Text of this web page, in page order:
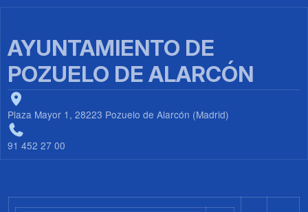
AYUNTAMIENTO DE
POZUELO DE ALARCÓN
Plaza Mayor 1, 28223 Pozuelo de Alarcón (Madrid)
91 452 27 00